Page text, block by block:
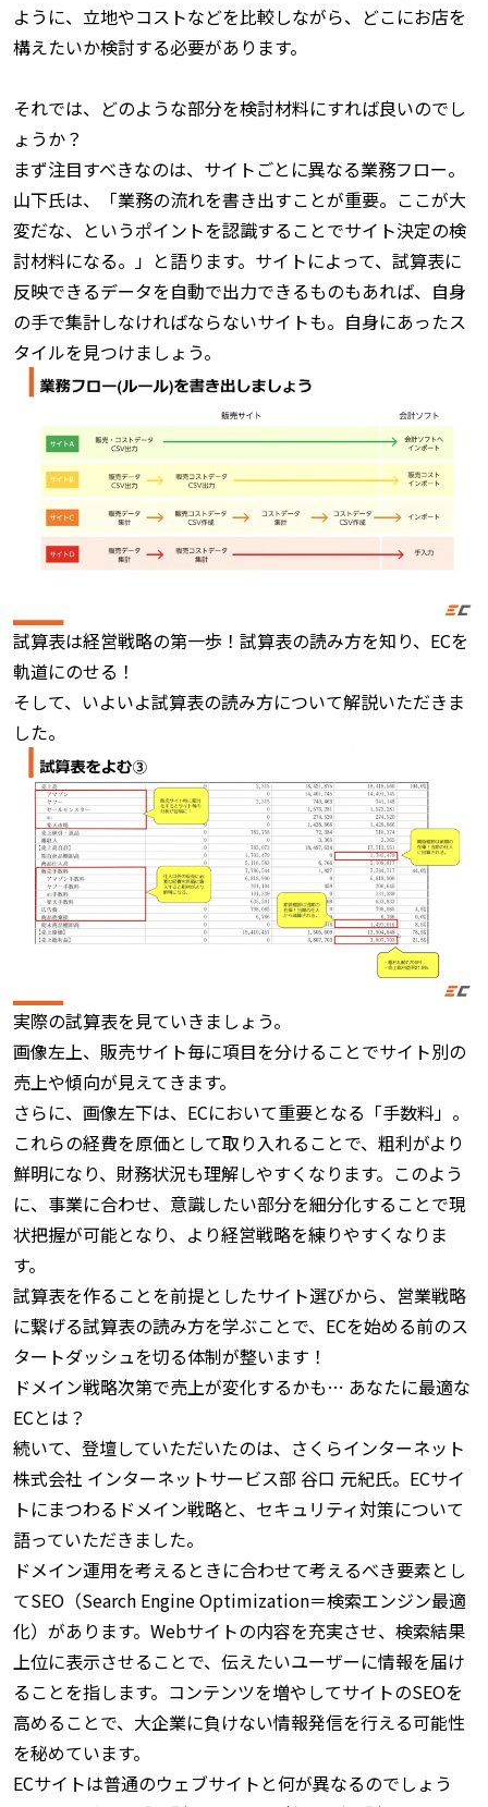
ように、立地やコストなどを比較しながら、どこにお店を
構えたいか検討する必要があります。
それでは、どのような部分を検討材料にすれば良いのでし
ょうか？
まず注目すべきなのは、サイトごとに異なる業務フロー。
山下氏は、「業務の流れを書き出すことが重要。ここが大
変だな、というポイントを認識することでサイト決定の検
討材料になる。」と語ります。サイトによって、試算表に
反映できるデータを自動で出力できるものもあれば、自身
の手で集計しなければならないサイトも。自身にあったス
タイルを見つけましょう。
試算表は経営戦略の第一歩！試算表の読み方を知り、ECを
軌道にのせる！
そして、いよいよ試算表の読み方について解説いただきま
した。
実際の試算表を見ていきましょう。
画像左上、販売サイト毎に項目を分けることでサイト別の
売上や傾向が見えてきます。
さらに、画像左下は、ECにおいて重要となる「手数料」。
これらの経費を原価として取り入れることで、粗利がより
鮮明になり、財務状況も理解しやすくなります。このよう
に、事業に合わせ、意識したい部分を細分化することで現
状把握が可能となり、より経営戦略を練りやすくなりま
す。
試算表を作ることを前提としたサイト選びから、営業戦略
に繋げる試算表の読み方を学ぶことで、ECを始める前のス
タートダッシュを切る体制が整います！
ドメイン戦略次第で売上が変化するかも… あなたに最適な
ECとは？
続いて、登壇していただいたのは、さくらインターネット
株式会社 インターネットサービス部 谷口 元紀氏。ECサイ
トにまつわるドメイン戦略と、セキュリティ対策について
語っていただきました。
ドメイン運用を考えるときに合わせて考えるべき要素とし
てSEO（Search Engine Optimization＝検索エンジン最適
化）があります。Webサイトの内容を充実させ、検索結果
上位に表示させることで、伝えたいユーザーに情報を届け
ることを指します。コンテンツを増やしてサイトのSEOを
高めることで、大企業に負けない情報発信を行える可能性
を秘めています。
ECサイトは普通のウェブサイトと何が異なるのでしょう